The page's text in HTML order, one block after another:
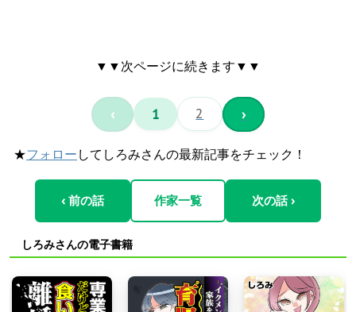
▼▼次ページに続きます▼▼
‹ 1 2 ›
★フォロー してしろみさんの最新記事をチェック！
‹ 前の話 作家一覧 次の話 ›
しろみさんの電子書籍